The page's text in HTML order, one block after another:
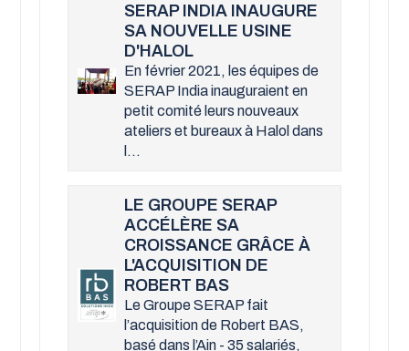
SERAP INDIA INAUGURE
SA NOUVELLE USINE
D'HALOL
En février 2021, les équipes de
SERAP India inauguraient en
petit comité leurs nouveaux
ateliers et bureaux à Halol dans
l...
LE GROUPE SERAP
ACCÉLÈRE SA
CROISSANCE GRÂCE À
L'ACQUISITION DE
ROBERT BAS
Le Groupe SERAP fait
l’acquisition de Robert BAS,
basé dans l’Ain - 35 salariés,